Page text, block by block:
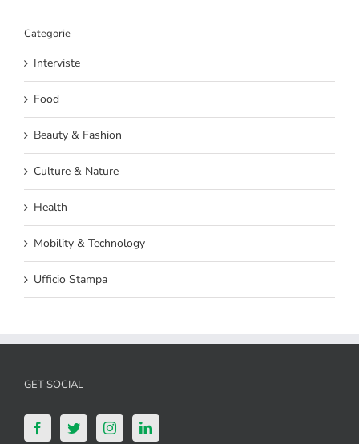
Categorie
Interviste
Food
Beauty & Fashion
Culture & Nature
Health
Mobility & Technology
Ufficio Stampa
GET SOCIAL